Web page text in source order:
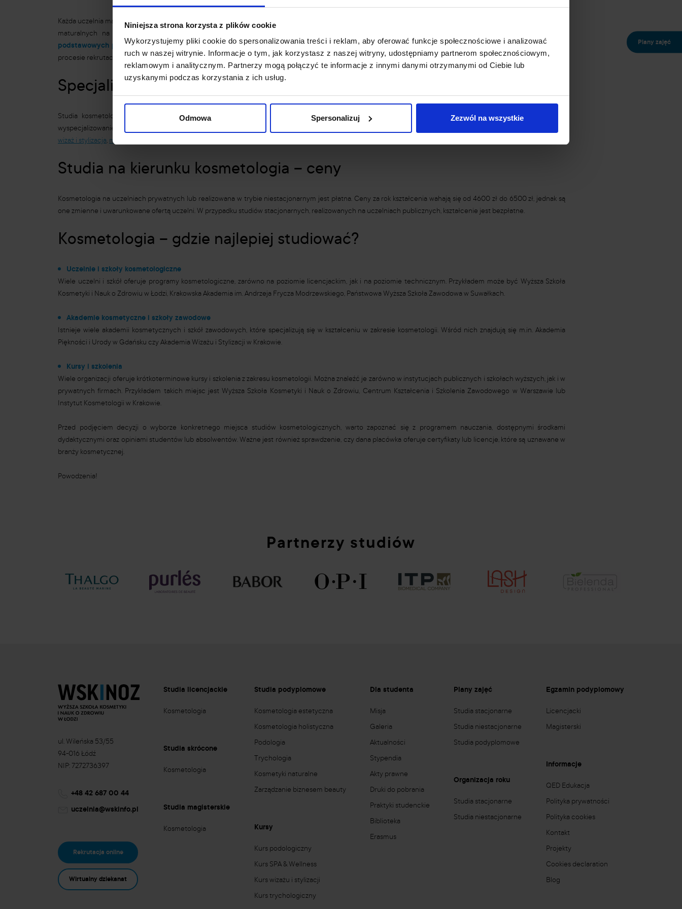
Niniejsza strona korzysta z plików cookie
Wykorzystujemy pliki cookie do spersonalizowania treści i reklam, aby oferować funkcje społecznościowe i analizować
ruch w naszej witrynie. Informacje o tym, jak korzystasz z naszej witryny, udostępniamy partnerom społecznościowym,
reklamowym i analitycznym. Partnerzy mogą połączyć te informacje z innymi danymi otrzymanymi od Ciebie lub
uzyskanymi podczas korzystania z ich usług.
Odmowa Spersonalizuj Zezwól na wszystkie
Każda uczelnia ma inne wymagania rekrutacyjne na studia na kierunku kosmetologia. W przypadku uczelni publicznych wśród najczęściej wymaganych przedmiotów
maturalnych na poziomie rozszerzonym znajdują się: biologia, chemia, fizyka czy matematyka.
podstawowych przedmiotów maturalnych , to znaczy: języka polskiego, języka angielskiego, matematyki. Przedmioty dodatkowe nie zawsze są tu uwzględniane w
procesie rekrutacyjnym, co nie oznacza, że nauki przyrodnicze nie będą szczególnie pomocne w dalszym zdobywaniu edukacji.
Specjalizacje – kosmetologia
Studia kosmetologiczne gwarantują nabycie wiedzy i potrzebnych umiejętności do wykonywania zawodu, ale przede wszystkim dają również szansę na
wyspecjalizowanie się w dziedzinie najbardziej interesującej studenta. Wśród popularnych specjalności na kierunku kosmetologia znajdują się:
wizaż i stylizacja, makijaż permanentny
Studia na kierunku kosmetologia – ceny
Kosmetologia na uczelniach prywatnych lub realizowana w trybie niestacjonarnym jest płatna. Ceny za rok kształcenia wahają się od 4600 zł do 6500 zł, jednak są
one zmienne i uwarunkowane ofertą uczelni. W przypadku studiów stacjonarnych, realizowanych na uczelniach publicznych, kształcenie jest bezpłatne.
Kosmetologia – gdzie najlepiej studiować?
Uczelnie i szkoły kosmetologiczne
Wiele uczelni i szkół oferuje programy kosmetologiczne, zarówno na poziomie licencjackim, jak i na poziomie technicznym. Przykładem może być Wyższa Szkoła
Kosmetyki i Nauk o Zdrowiu w Łodzi, Krakowska Akademia im. Andrzeja Frycza Modrzewskiego, Państwowa Wyższa Szkoła Zawodowa w Suwałkach.
Akademie kosmetyczne i szkoły zawodowe
Istnieje wiele akademii kosmetycznych i szkół zawodowych, które specjalizują się w kształceniu w zakresie kosmetologii. Wśród nich znajdują się m.in. Akademia
Piękności i Urody w Gdańsku czy Akademia Wizażu i Stylizacji w Krakowie.
Kursy i szkolenia
Wiele organizacji oferuje krótkoterminowe kursy i szkolenia z zakresu kosmetologii. Można znaleźć je zarówno w instytucjach publicznych i szkołach wyższych, jak i w
prywatnych firmach. Przykładem takich miejsc jest Wyższa Szkoła Kosmetyki i Nauk o Zdrowiu, Centrum Kształcenia i Szkolenia Zawodowego w Warszawie lub
Instytut Kosmetologii w Krakowie.
Przed podjęciem decyzji o wyborze konkretnego miejsca studiów kosmetologicznych, warto zapoznać się z programem nauczania, dostępnymi środkami
dydaktycznymi oraz opiniami studentów lub absolwentów. Ważne jest również sprawdzenie, czy dana placówka oferuje certyfikaty lub licencje, które są uznawane w
branży kosmetycznej.
Powodzenia!
Partnerzy studiów
Plany zajęć
ul. Wileńska 53/55
94-016 Łódź
NIP: 7272736397
+48 42 687 00 44
uczelnia@wskinfo.pl
Rekrutacja online
Wirtualny dziekanat
Studia licencjackie
Kosmetologia
Studia skrócone
Kosmetologia
Studia magisterskie
Kosmetologia
Studia podyplomowe
Kosmetologia estetyczna
Kosmetologia holistyczna
Podologia
Trychologia
Kosmetyki naturalne
Zarządzanie biznesem beauty
Kursy
Kurs podologiczny
Kurs SPA & Wellness
Kurs wizażu i stylizacji
Kurs trychologiczny
Dla studenta
Misja
Galeria
Aktualności
Stypendia
Akty prawne
Druki do pobrania
Praktyki studenckie
Biblioteka
Erasmus
Plany zajęć
Studia stacjonarne
Studia niestacjonarne
Studia podyplomowe
Organizacja roku
Studia stacjonarne
Studia niestacjonarne
Egzamin podyplomowy
Licencjacki
Magisterski
Informacje
QED Edukacja
Polityka prywatności
Polityka cookies
Kontakt
Projekty
Cookies declaration
Blog